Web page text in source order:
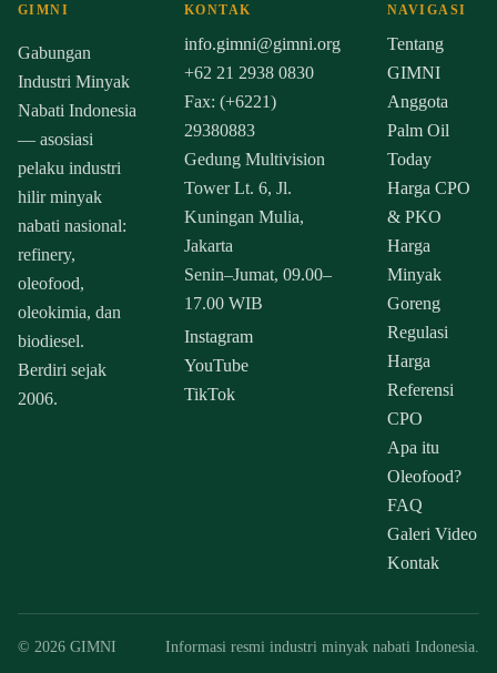
GIMNI
Gabungan
Industri Minyak
Nabati Indonesia
— asosiasi
pelaku industri
hilir minyak
nabati nasional:
refinery,
oleofood,
oleokimia, dan
biodiesel.
Berdiri sejak
2006.
KONTAK
info.gimni@gimni.org
+62 21 2938 0830
Fax: (+6221)
29380883
Gedung Multivision
Tower Lt. 6, Jl.
Kuningan Mulia,
Jakarta
Senin–Jumat, 09.00–
17.00 WIB
Instagram
YouTube
TikTok
NAVIGASI
Tentang
GIMNI
Anggota
Palm Oil
Today
Harga CPO
& PKO
Harga
Minyak
Goreng
Regulasi
Harga
Referensi
CPO
Apa itu
Oleofood?
FAQ
Galeri Video
Kontak
© 2026 GIMNI Informasi resmi industri minyak nabati Indonesia.